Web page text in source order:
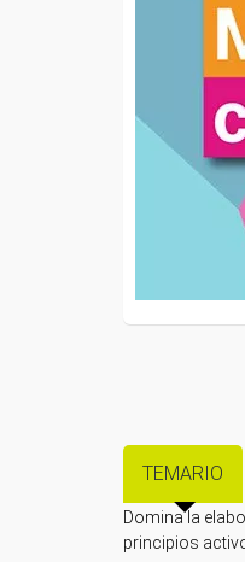
TEMARIO
Domina la
principios